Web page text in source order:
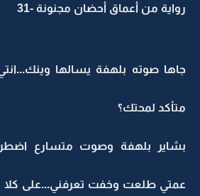
رواية من أعماق أحضان مجنونة -31
جاها صوته بلهفة يسالها
متاْكد لمحتك؟
بشاير بلهفة وصوت متسارع
عمتي طلعت وخفت تعرفني...على كلا